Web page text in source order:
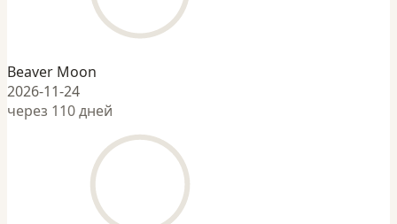
Beaver Moon
2026-11-24
через 110 дней